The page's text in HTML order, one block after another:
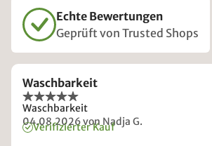
Echte Bewertungen
Geprüft von Trusted Shops
Waschbarkeit
Waschbarkeit
04.08.2026von Nadja G.
Verifizierter Kauf